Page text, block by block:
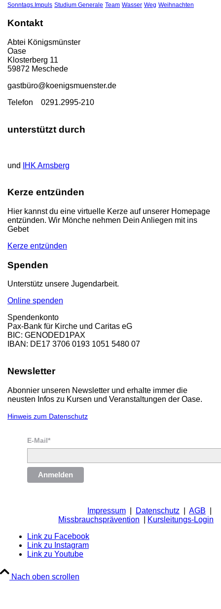
Sonntags.Impuls Studium Generale Team Wasser Weg Weihnachten
Kontakt
Abtei Königsmünster
Oase
Klosterberg 11
59872 Meschede
gastbüro@koenigsmuenster.de
Telefon 0291.2995-210
unterstützt durch
und IHK Arnsberg
Kerze entzünden
Hier kannst du eine virtuelle Kerze auf unserer Homepage
entzünden. Wir Mönche nehmen Dein Anliegen mit ins
Gebet
Kerze entzünden
Spenden
Unterstütz unsere Jugendarbeit.
Online spenden
Spendenkonto
Pax-Bank für Kirche und Caritas eG
BIC: GENODED1PAX
IBAN: DE17 3706 0193 1051 5480 07
Newsletter
Abonnier unseren Newsletter und erhalte immer die
neusten Infos zu Kursen und Veranstaltungen der Oase.
Hinweis zum Datenschutz
E-Mail*
Anmelden
Impressum Datenschutz AGB
Missbrauchsprävention
Kursleitungs-Login
Link zu Facebook
Link zu Instagram
Link zu Youtube
Nach oben scrollen